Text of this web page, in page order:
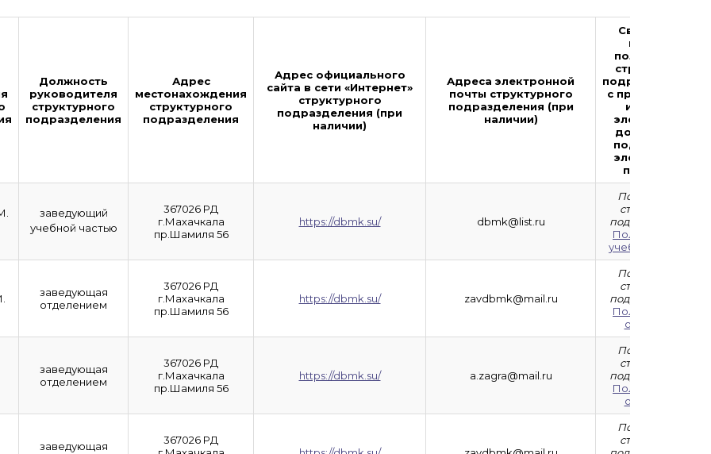
Должность
руководителя
структурного
подразделения
Адрес
местонахождения
структурного
подразделения
Адрес официального
сайта в сети «Интернет»
структурного
подразделения (при
наличии)
Адреса электронной
почты структурного
подразделения (при
наличии)
Сведения о
наличии
положений о
структурных
подразделениях
с приложением
их в виде
электронных
документов,
подписанных
электронной
подписью
заведующий
учебной частью
367026 РД
г.Махачкала
пр.Шамиля 56
https://dbmk.su/ dbmk@list.ru
Положение о
структурном
подразделении:
Положение об
учебном отделе
заведующая
отделением
367026 РД
г.Махачкала
пр.Шамиля 56
https://dbmk.su/ zavdbmk@mail.ru
Положение о
структурном
подразделении:
Положение об
отделении
заведующая
отделением
367026 РД
г.Махачкала
пр.Шамиля 56
https://dbmk.su/ a.zagra@mail.ru
Положение о
структурном
подразделении:
Положение об
отделении
заведующая
367026 РД
Положение о
структурном